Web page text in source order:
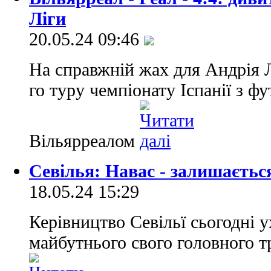
Ліги
20.05.24 09:46
На справжній жах для Андрія
го туру чемпіонату Іспанії з
Вільярреалом
Севілья: Навас -
18.05.24 15:29
Керівництво Севільї
майбутнього свого головного